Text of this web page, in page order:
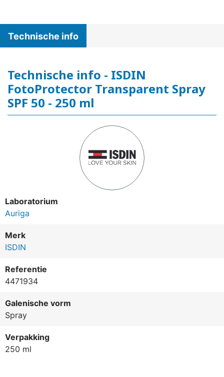
Technische info
Technische info - ISDIN
FotoProtector Transparent Spray
SPF 50 - 250 ml
Laboratorium
Auriga
Merk
ISDIN
Referentie
4471934
Galenische vorm
Spray
Verpakking
250 ml